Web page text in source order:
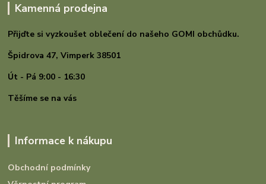
Kamenná prodejna
Přijďte si vyzkoušet oblečení do našeho GOMI obchůdku.
Špidrova 47,Vimperk 38501
Út - Pá 9:00 - 16:30
Těšíme se na vás
Informace k nákupu
Obchodní podmínky